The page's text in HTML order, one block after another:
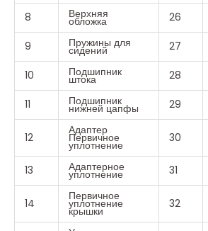
8
Верхняя
обложка 26
9
Пружины для
сидений 27
10
Подшипник
штока 28
11
Подшипник
нижней цапфы 29
12
Адаптер
Первичное
уплотнение
30
13 Адаптерное
уплотнение 31
14
Первичное
уплотнение
крышки
32